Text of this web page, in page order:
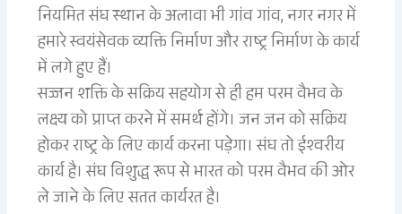
नियमित संघ स्थान के अलावा भी गांव गांव, नगर नगर में
हमारे स्वयंसेवक व्यक्ति निर्माण और राष्ट्र निर्माण के कार्य
में लगे हुए हैं।
सज्जन शक्ति के सक्रिय सहयोग से ही हम परम वैभव के
लक्ष्य को प्राप्त करने में समर्थ होंगे। जन जन को सक्रिय
होकर राष्ट्र के लिए कार्य करना पड़ेगा। संघ तो ईश्वरीय
कार्य है। संघ विशुद्ध रूप से भारत को परम वैभव की ओर
ले जाने के लिए सतत कार्यरत है।